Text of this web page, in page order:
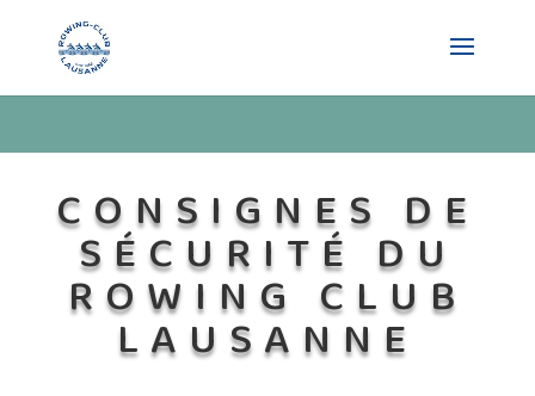
CONSIGNES DE
SÉCURITÉ DU
ROWING CLUB
LAUSANNE